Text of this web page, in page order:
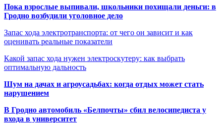
Пока взрослые выпивали, школьники похищали деньги: в
Гродно возбудили уголовное дело
Запас хода электротранспорта: от чего он зависит и как
оценивать реальные показатели
Какой запас хода нужен электроскутеру: как выбрать
оптимальную дальность
Шум на дачах и агроусадьбах: когда отдых может стать
нарушением
В Гродно автомобиль «Белпочты» сбил велосипедиста у
входа в университет